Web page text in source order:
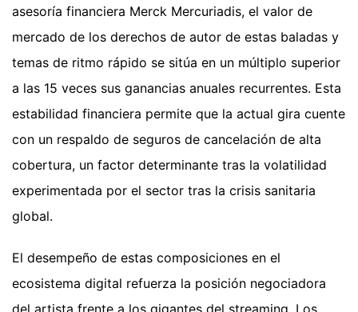
asesoría financiera Merck Mercuriadis, el valor de
mercado de los derechos de autor de estas baladas y
temas de ritmo rápido se sitúa en un múltiplo superior
a las 15 veces sus ganancias anuales recurrentes. Esta
estabilidad financiera permite que la actual gira cuente
con un respaldo de seguros de cancelación de alta
cobertura, un factor determinante tras la volatilidad
experimentada por el sector tras la crisis sanitaria
global.
El desempeño de estas composiciones en el
ecosistema digital refuerza la posición negociadora
del artista frente a los gigantes del streaming. Los